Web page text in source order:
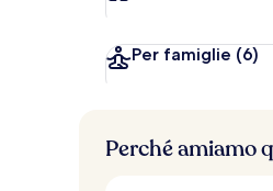
Per famiglie (6)
Perché amiamo